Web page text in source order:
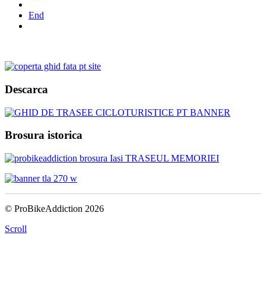
End
Descarca
Brosura istorica
© ProBikeAddiction 2026
Scroll